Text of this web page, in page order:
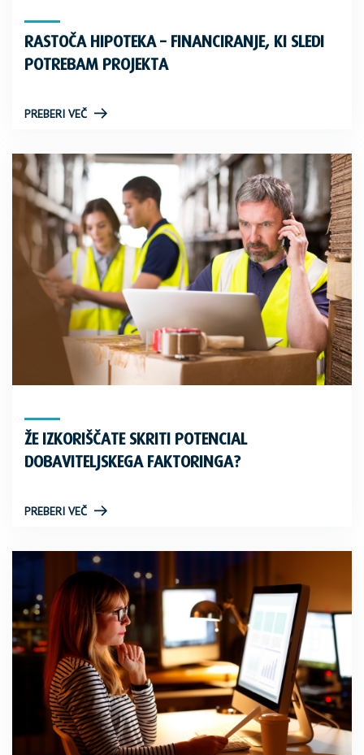
RASTOČA HIPOTEKA – FINANCIRANJE, KI SLEDI
POTREBAM PROJEKTA
PREBERI VEČ
ŽE IZKORIŠČATE SKRITI POTENCIAL
DOBAVITELJSKEGA FAKTORINGA?
PREBERI VEČ